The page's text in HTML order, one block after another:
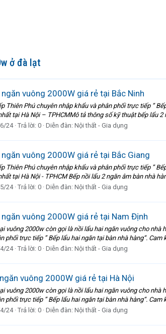
ở đà lạt
ngăn vuông 2000W giá rẻ tại Bắc Ninh
Thiên Phú chuyên nhập khẩu và phân phối trực tiếp ”
tại Hà Nội – TPHCMMô tả thông số kỹ thuật bếp lẩu 2
24 Trả lời: 0 Diễn đàn: Nội thất - Gia dụng
ngăn vuông 2000W giá rẻ tại Bắc Giang
Thiên Phú chuyên nhập khẩu và phân phối trực tiếp ”
tại Hà Nội - TPHCM Bếp nồi lẩu 2 ngăn âm bàn nhà
24 Trả lời: 0 Diễn đàn: Nội thất - Gia dụng
ngăn vuông 2000W giá rẻ tại Nam Định
vuông 2000w còn gọi là nồi lẩu hai ngăn vuông cho
phối trực tiếp ” Bếp lẩu hai ngăn tại bàn nhà hàng“. Cam
24 Trả lời: 0 Diễn đàn: Nội thất - Gia dụng
vuông 2000W giá rẻ tại Hà Nội
vuông 2000w còn gọi là nồi lẩu hai ngăn vuông cho
phối trực tiếp ” Bếp lẩu hai ngăn tại bàn nhà hàng“. Cam
24 Trả lời: 0 Diễn đàn: Nội thất - Gia dụng